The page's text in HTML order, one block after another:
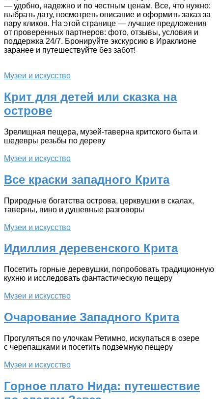
— удобно, надежно и по честным ценам. Все, что нужно:
выбрать дату, посмотреть описание и оформить заказ за
пару кликов. На этой странице — лучшие предложения
от проверенных партнеров: фото, отзывы, условия и
поддержка 24/7. Бронируйте экскурсию в Ираклионе
заранее и путешествуйте без забот!
Музеи и искусство
Крит для детей или сказка на
острове
Зрелищная пещера, музей-таверна критского быта и
шедевры резьбы по дереву
Музеи и искусство
Все краски западного Крита
Природные богатства острова, церквушки в скалах,
таверны, вино и душевные разговоры
Музеи и искусство
Идиллия деревенского Крита
Посетить горные деревушки, попробовать традиционную
кухню и исследовать фантастическую пещеру
Музеи и искусство
Очарование Западного Крита
Прогуляться по улочкам Ретимно, искупаться в озере
с черепашками и посетить подземную пещеру
Музеи и искусство
Горное плато Нида: путешествие